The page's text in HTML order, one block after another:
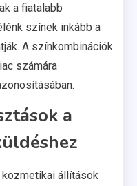
a fiatalabb
színek inkább a
A színkombinációk
számára
a
állítások